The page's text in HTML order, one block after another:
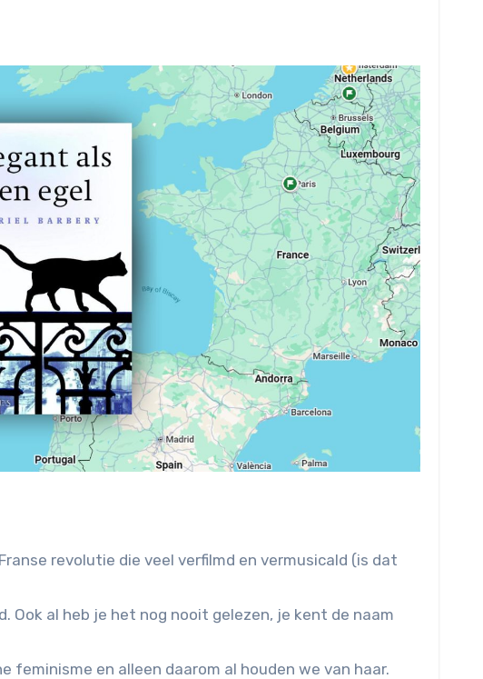
revolutie die veel verfilmd en vermusicald (is dat
Ook al heb je het nog nooit gelezen, je kent de naam
feminisme en alleen daarom al houden we van haar.